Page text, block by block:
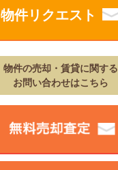
物件リクエスト
物件の売却・賃貸に関する
お問い合わせはこちら